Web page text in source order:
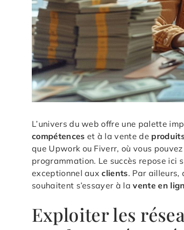
L’univers du web offre une palette
compétences et à la vente de
que Upwork ou Fiverr, où vous
programmation. Le succès repose ici
exceptionnel auxclients. Par ailleurs,
souhaitent s’essayer à lavente en
Exploiter les